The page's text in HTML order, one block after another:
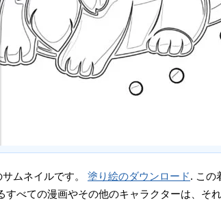
ムネイルです。 塗り絵のダウンロード. この
べての漫画やその他のキャラクターは、そ